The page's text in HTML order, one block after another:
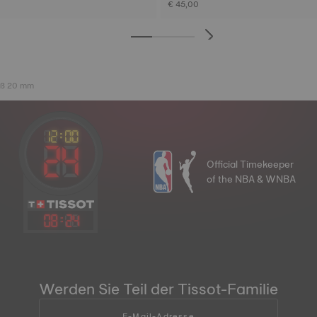
€ 45,00
20 mm
08:24
Official Timekeeper
of the NBA & WNBA
Werden Sie Teil der Tissot-Familie